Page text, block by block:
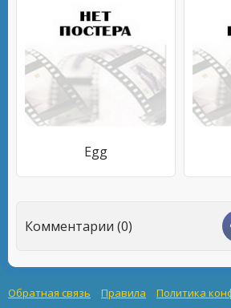
Egg
Комментарии (0)
Обратная связь Правила
Политика